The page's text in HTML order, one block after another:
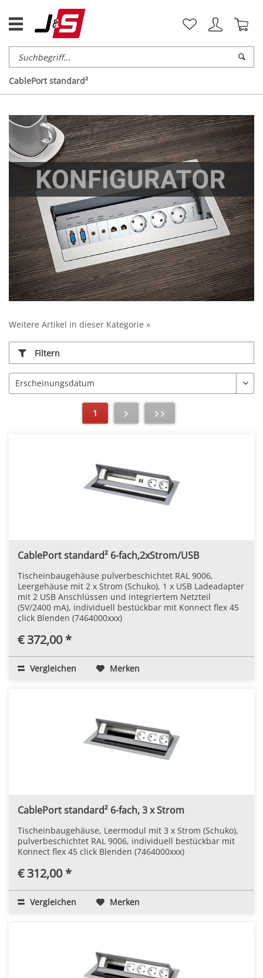
CablePort standard²
Weitere Artikel in dieser Kategorie »
Filtern
1
CablePort standard² 6-fach,2xStrom/USB
Tischeinbaugehäuse pulverbeschichtet RAL 9006,
Leergehäuse mit 2 x Strom (Schuko), 1 x USB Ladeadapter
mit 2 USB Anschlüssen und integriertem Netzteil
(5V/2400 mA), individuell bestückbar mit Konnect flex 45
click Blenden (7464000xxx)
€ 372,00 *
Vergleichen Merken
CablePort standard² 6-fach, 3 x Strom
Tischeinbaugehäuse, Leermodul mit 3 x Strom (Schuko),
pulverbeschichtet RAL 9006, individuell bestückbar mit
Konnect flex 45 click Blenden (7464000xxx)
€ 312,00 *
Vergleichen Merken